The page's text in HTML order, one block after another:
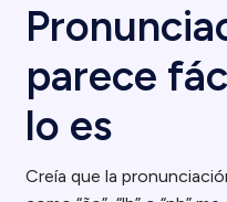
parece
lo es
Creía que la